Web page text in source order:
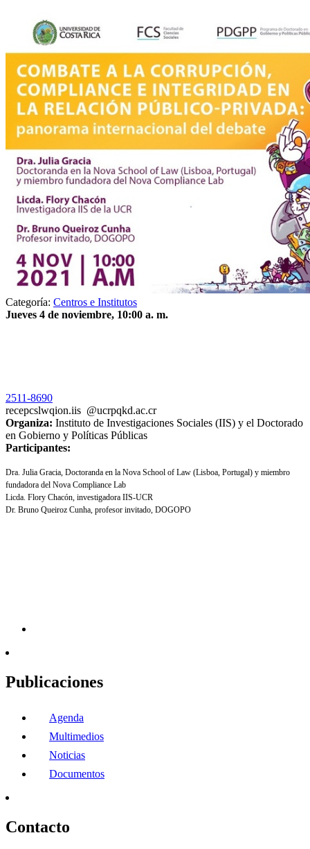
Categoría: Centros e Institutos
Jueves 4 de noviembre, 10:00 a. m.
2511-8690
recepcslwqion.iis @ucrpqkd.ac.cr
Organiza: Instituto de Investigaciones Sociales (IIS) y el Doctorado
en Gobierno y Políticas Públicas
Participantes:
Dra. Julia Gracia, Doctoranda en la Nova School of Law (Lisboa, Portugal) y miembro
fundadora del Nova Compliance Lab
Licda. Flory Chacón, investigadora IIS-UCR
Dr. Bruno Queiroz Cunha, profesor invitado, DOGOPO
Publicaciones
Agenda
Multimedios
Noticias
Documentos
Contacto